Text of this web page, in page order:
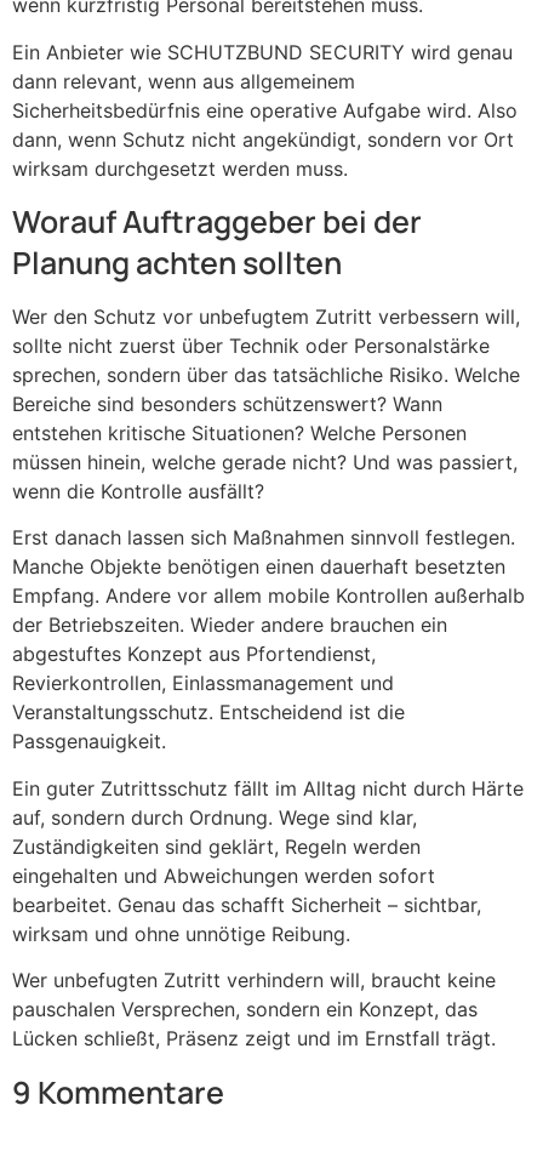
wenn kurzfristig Personal bereitstehen muss.
Ein Anbieter wie SCHUTZBUND SECURITY wird genau
dann relevant, wenn aus allgemeinem
Sicherheitsbedürfnis eine operative Aufgabe wird. Also
dann, wenn Schutz nicht angekündigt, sondern vor Ort
wirksam durchgesetzt werden muss.
Worauf Auftraggeber bei der
Planung achten sollten
Wer den Schutz vor unbefugtem Zutritt verbessern will,
sollte nicht zuerst über Technik oder Personalstärke
sprechen, sondern über das tatsächliche Risiko. Welche
Bereiche sind besonders schützenswert? Wann
entstehen kritische Situationen? Welche Personen
müssen hinein, welche gerade nicht? Und was passiert,
wenn die Kontrolle ausfällt?
Erst danach lassen sich Maßnahmen sinnvoll festlegen.
Manche Objekte benötigen einen dauerhaft besetzten
Empfang. Andere vor allem mobile Kontrollen außerhalb
der Betriebszeiten. Wieder andere brauchen ein
abgestuftes Konzept aus Pfortendienst,
Revierkontrollen, Einlassmanagement und
Veranstaltungsschutz. Entscheidend ist die
Passgenauigkeit.
Ein guter Zutrittsschutz fällt im Alltag nicht durch Härte
auf, sondern durch Ordnung. Wege sind klar,
Zuständigkeiten sind geklärt, Regeln werden
eingehalten und Abweichungen werden sofort
bearbeitet. Genau das schafft Sicherheit – sichtbar,
wirksam und ohne unnötige Reibung.
Wer unbefugten Zutritt verhindern will, braucht keine
pauschalen Versprechen, sondern ein Konzept, das
Lücken schließt, Präsenz zeigt und im Ernstfall trägt.
9 Kommentare